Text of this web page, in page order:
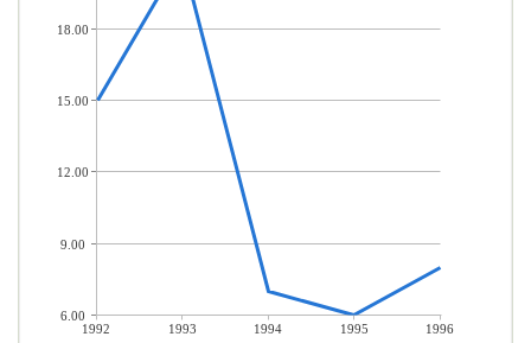
1992 1993 1994 1995
1996
18.00
15.00
12.00
9.00
6.00